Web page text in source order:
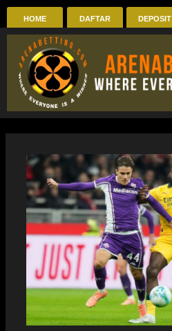
Skip
to
content
HOME DAFTAR DEPOSIT